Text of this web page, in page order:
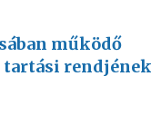
működő
tartási rendjének